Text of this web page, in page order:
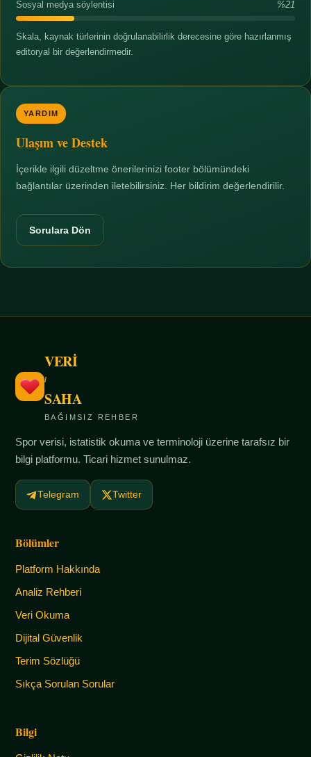
Sosyal medya söylentisi %21
Skala, kaynak türlerinin doğrulanabilirlik derecesine göre hazırlanmış
editoryal bir değerlendirmedir.
YARDIM
Ulaşım ve Destek
İçerikle ilgili düzeltme önerilerinizi footer bölümündeki
bağlantılar üzerinden iletebilirsiniz. Her bildirim değerlendirilir.
Sorulara Dön
VERİ
/
SAHA
BAĞIMSIZ REHBER
Spor verisi, istatistik okuma ve terminoloji üzerine tarafsız bir
bilgi platformu. Ticari hizmet sunulmaz.
Telegram Twitter
Bölümler
Platform Hakkında
Analiz Rehberi
Veri Okuma
Dijital Güvenlik
Terim Sözlüğü
Sıkça Sorulan Sorular
Bilgi